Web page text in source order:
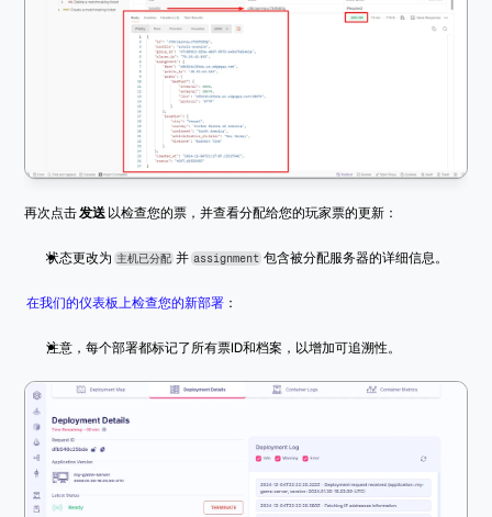
再次点击 发送 以检查您的票，并查看分配给您的玩家票的更新：
状态更改为 主机已分配 并 assignment 包含被分配服务器的详细信息。
在我们的仪表板上检查您的新部署 ：
注意，每个部署都标记了所有票ID和档案，以增加可追溯性。